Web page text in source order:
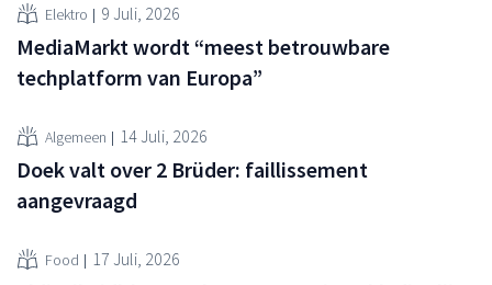
Elektro 9 Juli, 2026
MediaMarkt wordt “meest betrouwbare
techplatform van Europa”
Algemeen 14 Juli, 2026
Doek valt over 2 Brüder: faillissement
aangevraagd
Food 17 Juli, 2026